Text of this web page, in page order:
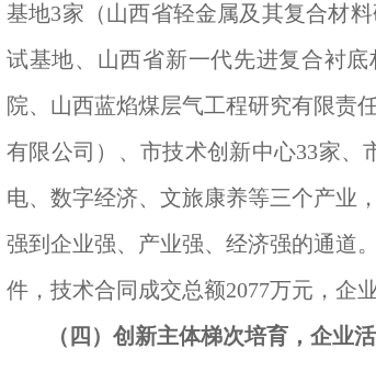
基地3家（山西省轻金属及其复合材
试基地、山西省新一代先进复合衬
院、山西蓝焰煤层气工程研究有限责
有限公司）、市技术创新中心33家、
电、数字经济、文旅康养等三个产业
强到企业强、产业强、经济强的通道
件，技术合同成交总额2077万元，企
（ 四 ）创新主体梯次培育，企业